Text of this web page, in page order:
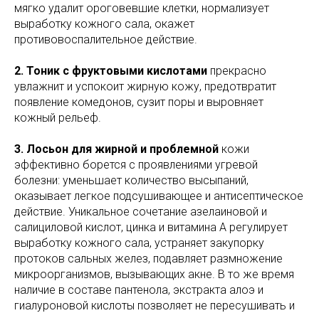
мягко удалит ороговевшие клетки, нормализует
выработку кожного сала, окажет
противовоспалительное действие.
2. Тоник с фруктовыми кислотами прекрасно
увлажнит и успокоит жирную кожу, предотвратит
появление комедонов, сузит поры и выровняет
кожный рельеф.
3. Лосьон для жирной и проблемной кожи
эффективно борется с проявлениями угревой
болезни: уменьшает количество высыпаний,
оказывает легкое подсушивающее и антисептическое
действие. Уникальное сочетание азелаиновой и
салициловой кислот, цинка и витамина А регулирует
выработку кожного сала, устраняет закупорку
протоков сальных желез, подавляет размножение
микроорганизмов, вызывающих акне. В то же время
наличие в составе пантенола, экстракта алоэ и
гиалуроновой кислоты позволяет не пересушивать и